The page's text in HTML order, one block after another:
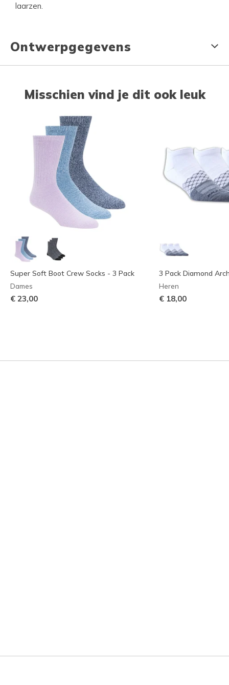
laarzen.
Ontwerpgegevens
Misschien vind je dit ook leuk
Super Soft Boot Crew Socks - 3 Pack
Dames
€ 23,00
3 Pack Diamond
Heren
€ 18,00